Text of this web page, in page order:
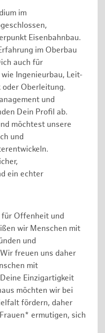
im
Eisenbahnbau.
im Oberbau
auch für
Ingenieurbau, Leit-
oder Oberleitung.
und
Dein Profil ab.
möchtest unsere
und
ein echter
für Offenheit und
wir Menschen mit
und
freuen uns daher
mit
Einzigartigkeit
möchten wir bei
fördern, daher
ermutigen, sich